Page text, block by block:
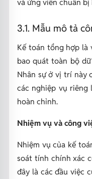
3.1. Mẫu mô tả
Kế toán tổng hợp
bao quát toàn bộ
Nhân sự ở vị trí này
các nghiệp vụ
hoàn chỉnh.
Nhiệm vụ và công
Nhiệm vụ của kế
soát tính chính xác
đây là các đầu việc